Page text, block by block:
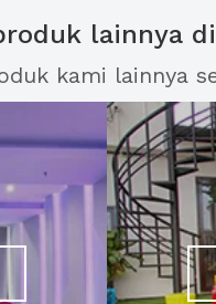
lainnya di
kami lainnya